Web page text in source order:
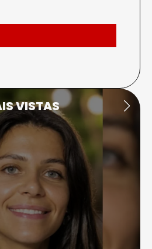
VISTAS